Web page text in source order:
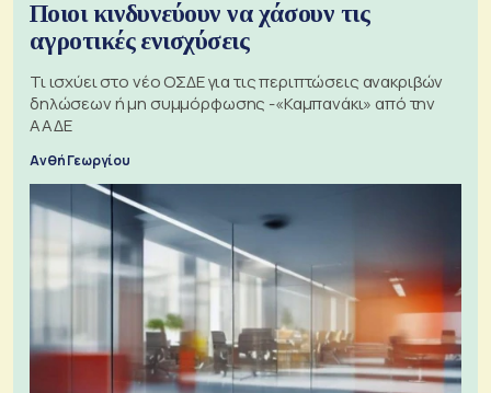
Ποιοι κινδυνεύουν να χάσουν τις
αγροτικές ενισχύσεις
Τι ισχύει στο νέο ΟΣΔΕ για τις περιπτώσεις ανακριβών
δηλώσεων ή μη συμμόρφωσης -«Καμπανάκι» από την
ΑΑΔΕ
Ανθή Γεωργίου